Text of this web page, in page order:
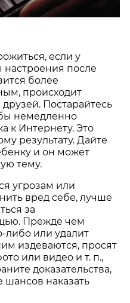
если у
после
более
происходит
Постарайтесь
немедленно
к Интернету. Это
результату. Дайте
и он может
тему.
угрозам или
вред себе, лучше
за
Прежде чем
либо или удалит
издеваются, просят
или видео и т. п.,
доказательства,
наказать